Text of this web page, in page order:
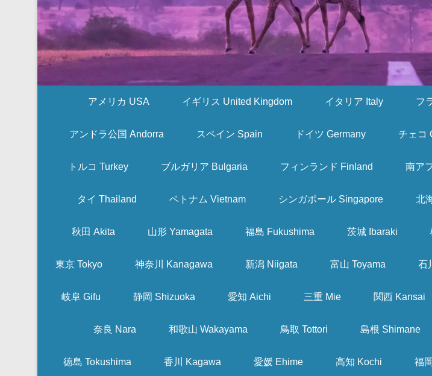
アメリカ USA イギリス United Kingdom イタリア Italy フ
アンドラ公国 Andorra スペイン Spain ドイツ Germany チェコ
トルコ Turkey ブルガリア Bulgaria フィンランド Finland 南ア
タイ Thailand ベトナム Vietnam シンガポール Singapore 北
秋田 Akita 山形 Yamagata 福島 Fukushima 茨城 Ibaraki
東京 Tokyo 神奈川 Kanagawa 新潟 Niigata 富山 Toyama 石
岐阜 Gifu 静岡 Shizuoka 愛知 Aichi 三重 Mie 関西 Kansai
奈良 Nara 和歌山 Wakayama 鳥取 Tottori 島根 Shimane
徳島 Tokushima 香川 Kagawa 愛媛 Ehime 高知 Kochi 福